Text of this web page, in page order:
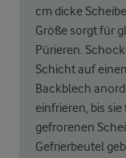
cm dicke
Größe sorgt für
Pürieren.
Schicht auf
Backblech
einfrieren, bis
gefrorenen
Gefrierbeutel